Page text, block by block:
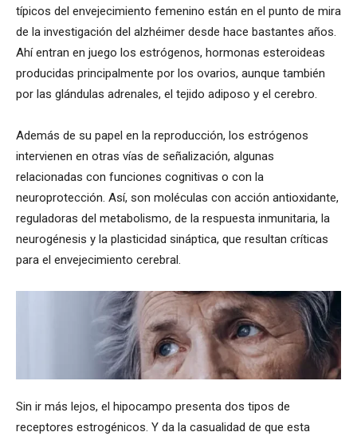
típicos del envejecimiento femenino están en el punto de mira
de la investigación del alzhéimer desde hace bastantes años.
Ahí entran en juego los estrógenos, hormonas esteroideas
producidas principalmente por los ovarios, aunque también
por las glándulas adrenales, el tejido adiposo y el cerebro.
Además de su papel en la reproducción, los estrógenos
intervienen en otras vías de señalización, algunas
relacionadas con funciones cognitivas o con la
neuroprotección. Así, son moléculas con acción antioxidante,
reguladoras del metabolismo, de la respuesta inmunitaria, la
neurogénesis y la plasticidad sináptica, que resultan críticas
para el envejecimiento cerebral.
Sin ir más lejos, el hipocampo presenta dos tipos de
receptores estrogénicos. Y da la casualidad de que esta